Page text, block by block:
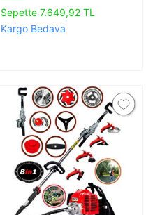
Sepette 7.649,92 TL
Kargo Bedava